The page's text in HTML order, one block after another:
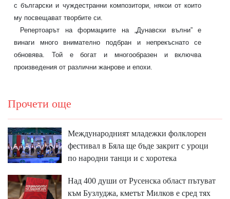
с български и чуждестранни композитори, някои от които
му посвещават творбите си.
Репертоарът на формациите на „Дунавски вълни” е
винаги много внимателно подбран и непрекъснато се
обновява. Той е богат и многообразен и включва
произведения от различни жанрове и епохи.
Прочети още
Международният младежки фолклорен
фестивал в Бяла ще бъде закрит с уроци
по народни танци и с хоротека
Над 400 души от Русенска област пътуват
към Бузлуджа, кметът Милков е сред тях